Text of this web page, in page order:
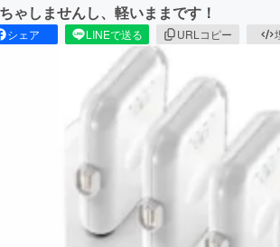
ゃしませんし、軽いままです！
シェア LINEで送る URLコピー